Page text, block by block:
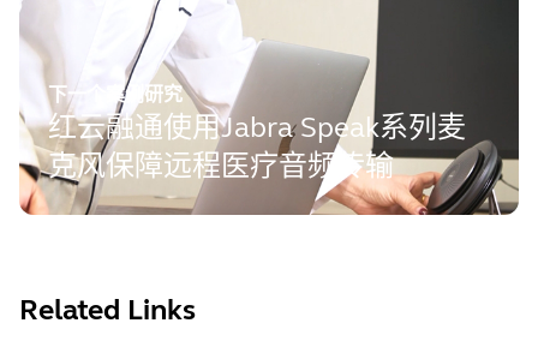
下一个案例研究
红云融通使用Jabra Speak系列麦
克风保障远程医疗音频传输
Related Links